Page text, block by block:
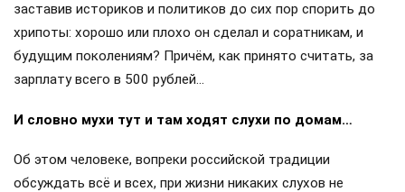
заставив историков и политиков до сих пор спорить до
хрипоты: хорошо или плохо он сделал и соратникам, и
будущим поколениям? Причём, как принято считать, за
зарплату всего в 500 рублей…
И словно мухи тут и там ходят слухи по домам…
Об этом человеке, вопреки российской традиции
обсуждать всё и всех, при жизни никаких слухов не